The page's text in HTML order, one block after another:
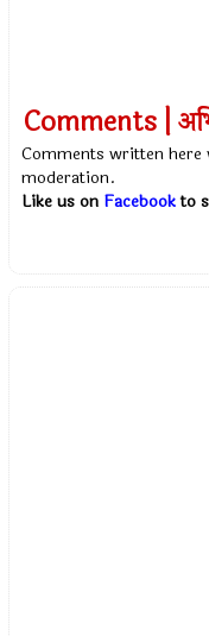
Comments |
Comments written
moderation.
Like us on Facebookto